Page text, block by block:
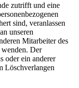
zutrifft und eine
sind, veranlassen
unseren
Mitarbeiter des
Der
oder ein anderer
Löschverlangen